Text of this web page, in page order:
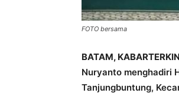
FOTO bersama
BATAM,
Nuryanto menghadiri
Tanjungbuntung,